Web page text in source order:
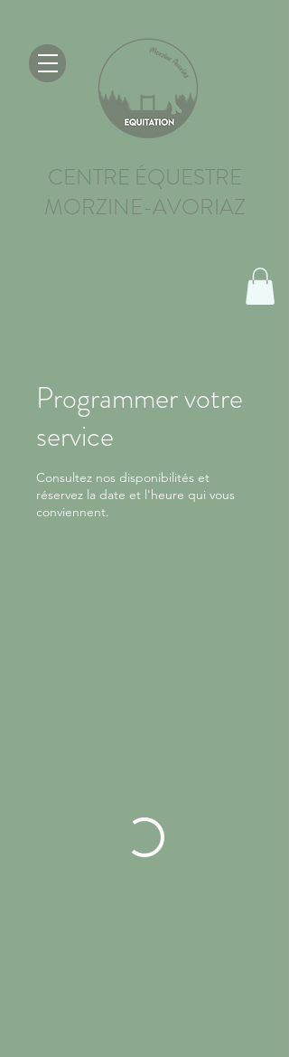
CENTRE ÉQUESTRE
MORZINE-AVORIAZ
Programmer votre
service
Consultez nos disponibilités et
réservez la date et l'heure qui vous
conviennent.